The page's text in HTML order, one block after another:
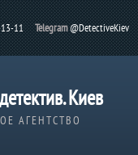
11 Telegram@DetectiveKiev
Киев
АГЕНТСТВО